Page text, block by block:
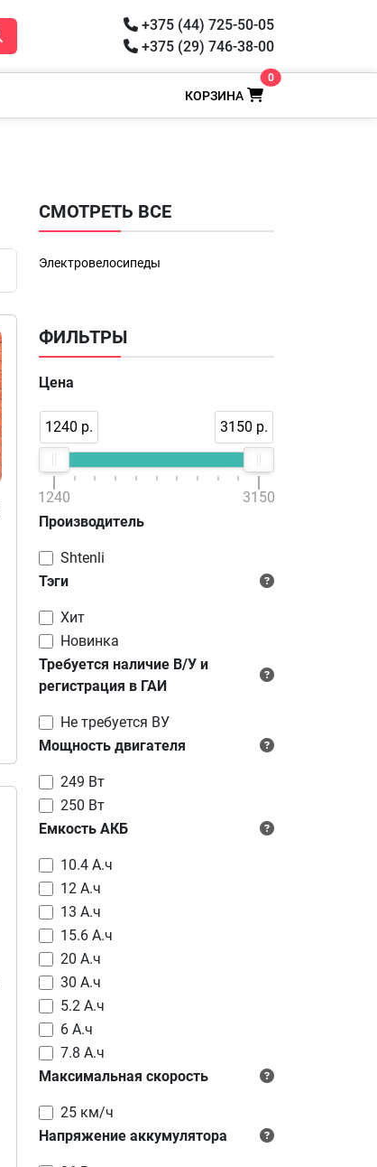
+375 (44) 725-50-05
+375 (29) 746-38-00
КОРЗИНА
0
СМОТРЕТЬ ВСЕ
Электровелосипеды
ФИЛЬТРЫ
Цена
1240 р. 3150 р.
1240
3150
Производитель
Shtenli
Тэги
Хит
Новинка
Требуется наличие В/У и
регистрация в ГАИ
Не требуется ВУ
Мощность двигателя
249 Вт
250 Вт
Емкость АКБ
10.4 А.ч
12 А.ч
13 А.ч
15.6 А.ч
20 А.ч
30 А.ч
5.2 А.ч
6 А.ч
7.8 А.ч
Максимальная скорость
25 км/ч
Напряжение аккумулятора